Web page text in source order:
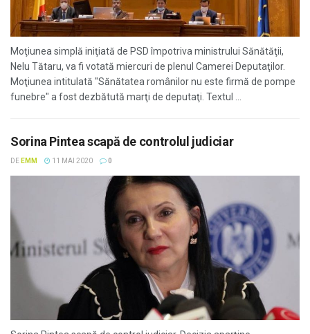
Moţiunea simplă iniţiată de PSD împotriva ministrului Sănătăţii,
Nelu Tătaru, va fi votată miercuri de plenul Camerei Deputaţilor.
Moţiunea intitulată "Sănătatea românilor nu este firmă de pompe
funebre" a fost dezbătută marţi de deputaţi. Textul ...
Sorina Pintea scapă de controlul judiciar
DE EMM 11 MAI 2020 0